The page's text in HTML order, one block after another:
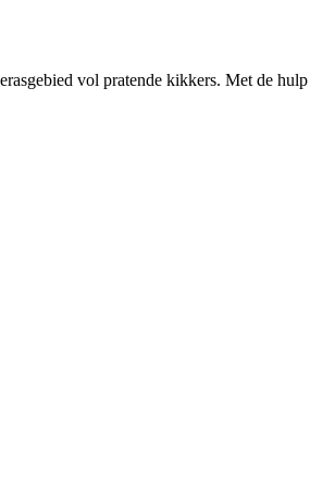
vol pratende kikkers. Met de hulp